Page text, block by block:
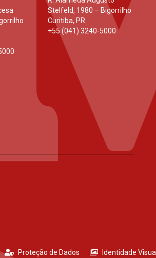
Stelfeld, 1980 – Bigorrilho
Curitiba, PR
+55 (041) 3240-5000
Proteção de Dados Identidade Visual